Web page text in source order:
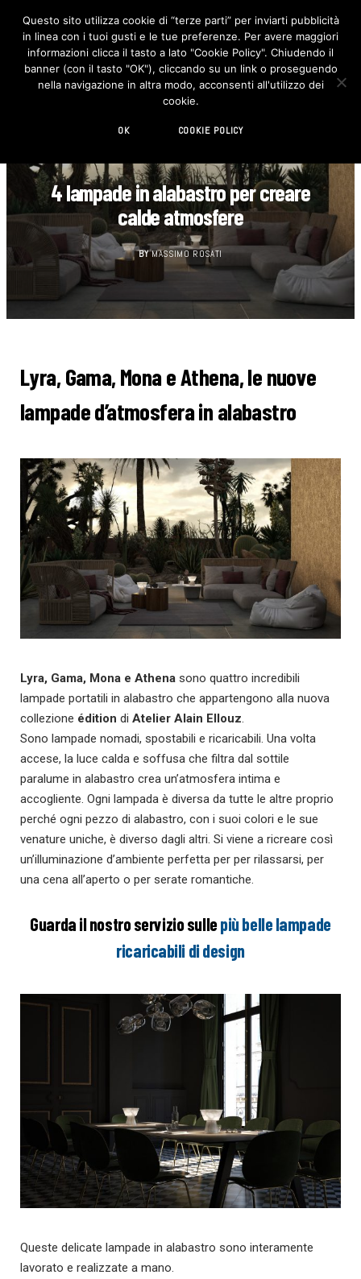
F
c
e
b
o
I
n
s
t
4 lampade in alabastro per creare
calde atmosfere
BY MASSIMO ROSATI
Lyra, Gama, Mona e Athena, le nuove
lampade d’atmosfera in alabastro
Lyra, Gama, Mona e Athena sono quattro incredibili
lampade portatili in alabastro che appartengono alla nuova
collezione édition di Atelier Alain Ellouz.
Sono lampade nomadi, spostabili e ricaricabili. Una volta
accese, la luce calda e soffusa che filtra dal sottile
paralume in alabastro crea un’atmosfera intima e
accogliente. Ogni lampada è diversa da tutte le altre proprio
perché ogni pezzo di alabastro, con i suoi colori e le sue
venature uniche, è diverso dagli altri. Si viene a ricreare così
un’illuminazione d’ambiente perfetta per per rilassarsi, per
una cena all’aperto o per serate romantiche.
Guarda il nostro servizio sullepiù belle lampade
ricaricabili di design
Queste delicate lampade in alabastro sono interamente
lavorato e realizzate a mano.
Questo sito utilizza cookie di “terze parti” per inviarti pubblicità
in linea con i tuoi gusti e le tue preferenze. Per avere maggiori
informazioni clicca il tasto a lato "Cookie Policy". Chiudendo il
banner (con il tasto "OK"), cliccando su un link o proseguendo
nella navigazione in altra modo, acconsenti all'utilizzo dei
cookie.
OK COOKIE POLICY